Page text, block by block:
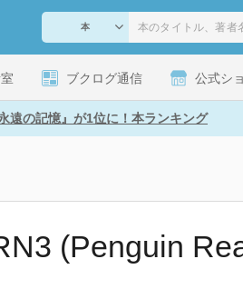
ブクログ通信 公式シ
永遠の記憶』が1位に！本ランキング
(Penguin